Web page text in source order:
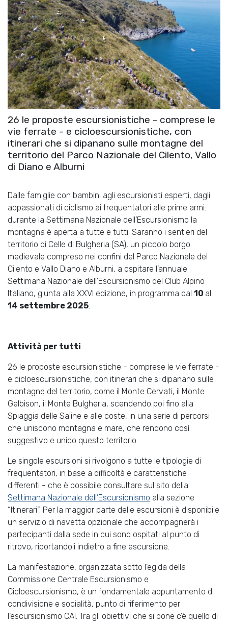
26 le proposte escursionistiche - comprese le
vie ferrate - e cicloescursionistiche, con
itinerari che si dipanano sulle montagne del
territorio del Parco Nazionale del Cilento, Vallo
di Diano e Alburni
Dalle famiglie con bambini agli escursionisti esperti, dagli
appassionati di ciclismo ai frequentatori alle prime armi:
durante la Settimana Nazionale dell’Escursionismo la
montagna è aperta a tutte e tutti. Saranno i sentieri del
territorio di Celle di Bulgheria (SA), un piccolo borgo
medievale compreso nei confini del Parco Nazionale del
Cilento e Vallo Diano e Alburni, a ospitare l’annuale
Settimana Nazionale dell'Escursionismo del Club Alpino
Italiano, giunta alla XXVI edizione, in programma dal 10 al
14 settembre 2025.
Attività per tutti
26 le proposte escursionistiche - comprese le vie ferrate -
e cicloescursionistiche, con itinerari che si dipanano sulle
montagne del territorio, come il Monte Cervati, il Monte
Gelbison, il Monte Bulgheria, scendendo poi fino alla
Spiaggia delle Saline e alle coste, in una serie di percorsi
che uniscono montagna e mare, che rendono così
suggestivo e unico questo territorio.
Le singole escursioni si rivolgono a tutte le tipologie di
frequentatori, in base a difficoltà e caratteristiche
differenti - che è possibile consultare sul sito della
Settimana Nazionale dell’Escursionismo alla sezione
“Itinerari”. Per la maggior parte delle escursioni è disponibile
un servizio di navetta opzionale che accompagnerà i
partecipanti dalla sede in cui sono ospitati al punto di
ritrovo, riportandoli indietro a fine escursione.
La manifestazione, organizzata sotto l’egida della
Commissione Centrale Escursionismo e
Cicloescursionismo, è un fondamentale appuntamento di
condivisione e socialità, punto di riferimento per
l’escursionismo CAI. Tra gli obiettivi che si pone c’è quello di